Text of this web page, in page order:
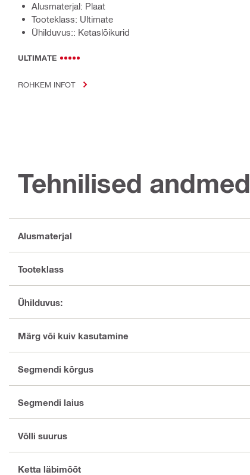
Alusmaterjal: Plaat
Tooteklass: Ultimate
Ühilduvus:: Ketaslõikurid
ULTIMATE
ROHKEM INFOT
Tehnilised andmed
Alusmaterjal
Tooteklass
Ühilduvus:
Märg või kuiv kasutamine
Segmendi kõrgus
Segmendi laius
Võlli suurus
Ketta läbimõõt